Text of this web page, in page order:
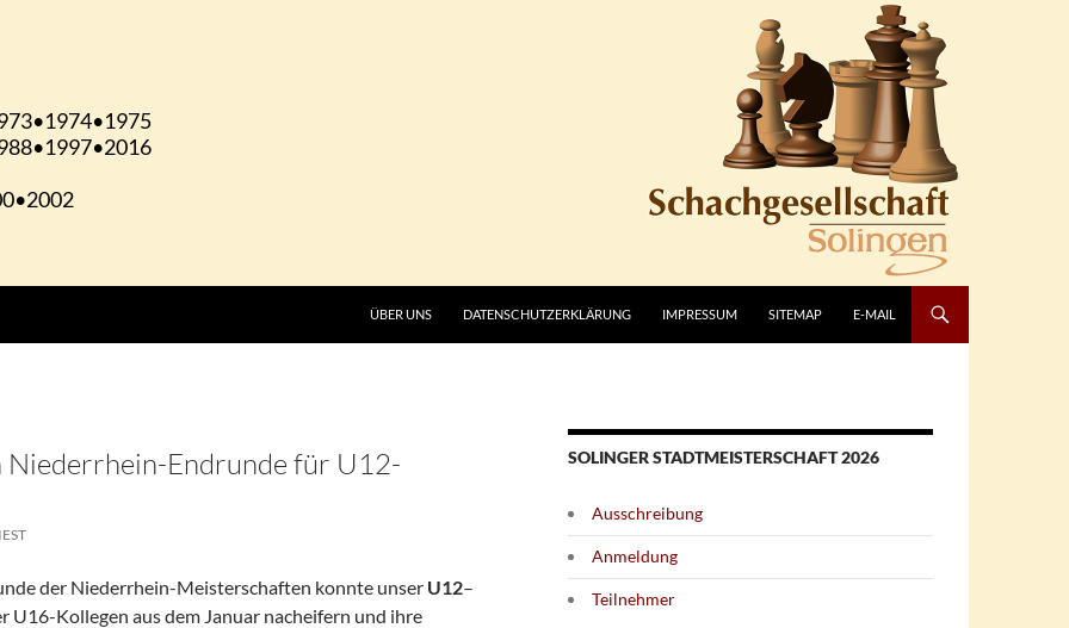
ÜBER UNS DATENSCHUTZERKLÄRUNG IMPRESSUM SITEMAP E-MAIL
Niederrhein-Endrunde für U12-
der Niederrhein-Meisterschaften konnte unser U12–
U16-Kollegen aus dem Januar nacheifern und ihre
SOLINGER STADTMEISTERSCHAFT 2026
Ausschreibung
Anmeldung
Teilnehmer